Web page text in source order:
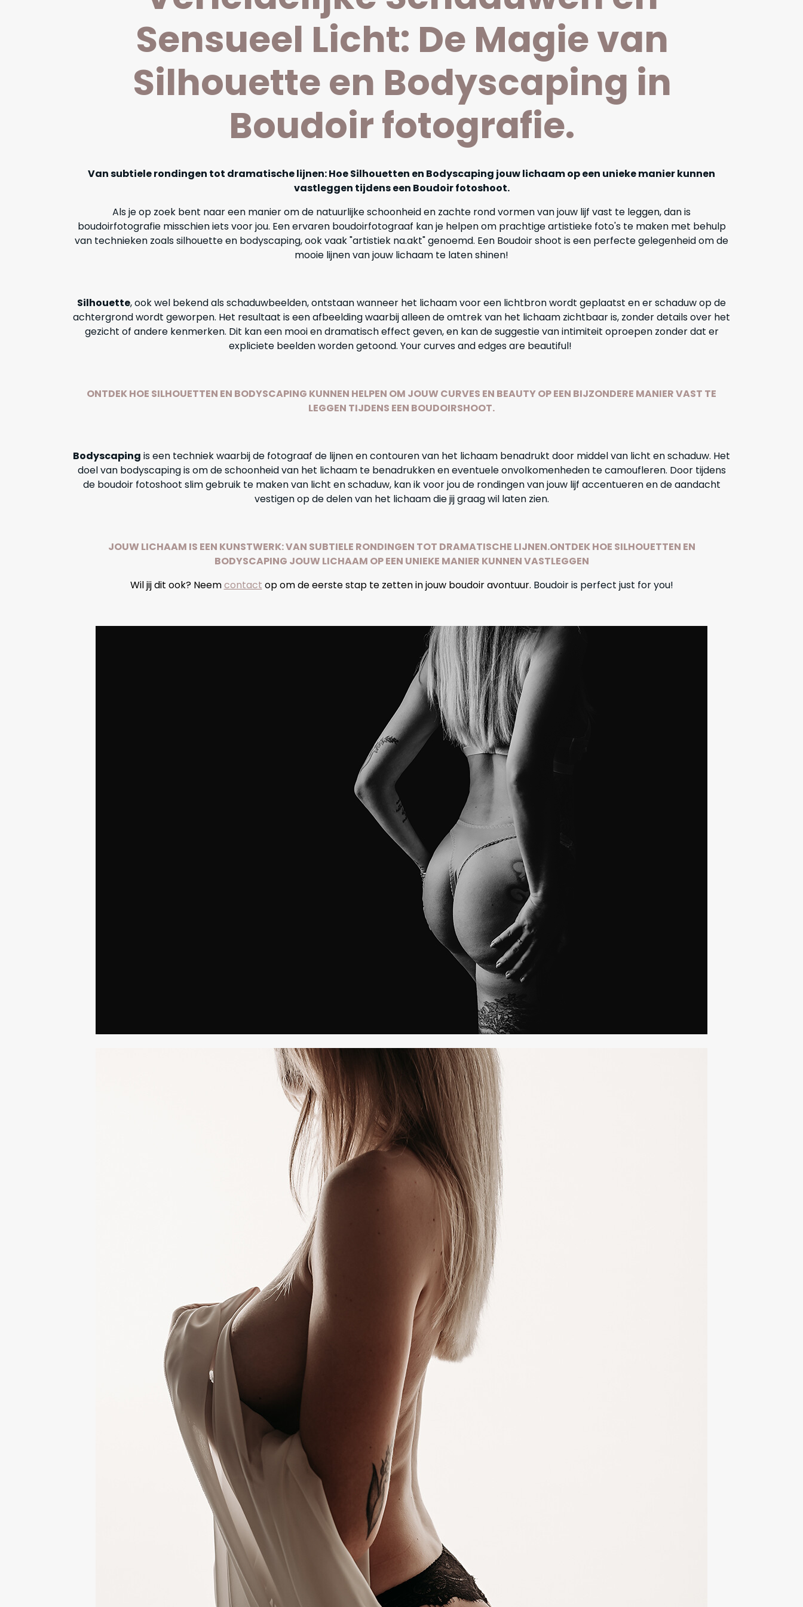
Sensueel Licht: De Magie van
Silhouette en Bodyscaping in
Boudoir fotografie.
Van subtiele rondingen tot dramatische lijnen: Hoe Silhouetten en Bodyscaping jouw lichaam op een unieke manier kunnen
vastleggen tijdens een Boudoir fotoshoot.
Als je op zoek bent naar een manier om de natuurlijke schoonheid en zachte rond vormen van jouw lijf vast te leggen, dan is
boudoirfotografie misschien iets voor jou. Een ervaren boudoirfotograaf kan je helpen om prachtige artistieke foto's te maken met behulp
van technieken zoals silhouette en bodyscaping, ook vaak "artistiek na.akt" genoemd. Een Boudoir shoot is een perfecte gelegenheid om de
mooie lijnen van jouw lichaam te laten shinen!
Silhouette, ook wel bekend als schaduwbeelden, ontstaan wanneer het lichaam voor een lichtbron wordt geplaatst en er schaduw op de
achtergrond wordt geworpen. Het resultaat is een afbeelding waarbij alleen de omtrek van het lichaam zichtbaar is, zonder details over het
gezicht of andere kenmerken. Dit kan een mooi en dramatisch effect geven, en kan de suggestie van intimiteit oproepen zonder dat er
expliciete beelden worden getoond. Your curves and edges are beautiful!
ONTDEK HOE SILHOUETTEN EN BODYSCAPING KUNNEN HELPEN OM JOUW CURVES EN BEAUTY OP EEN BIJZONDERE MANIER VAST TE
LEGGEN TIJDENS EEN BOUDOIRSHOOT.
Bodyscaping is een techniek waarbij de fotograaf de lijnen en contouren van het lichaam benadrukt door middel van licht en schaduw. Het
doel van bodyscaping is om de schoonheid van het lichaam te benadrukken en eventuele onvolkomenheden te camoufleren. Door tijdens
de boudoir fotoshoot slim gebruik te maken van licht en schaduw, kan ik voor jou de rondingen van jouw lijf accentueren en de aandacht
vestigen op de delen van het lichaam die jij graag wil laten zien.
JOUW LICHAAM IS EEN KUNSTWERK: VAN SUBTIELE RONDINGEN TOT DRAMATISCHE LIJNEN.ONTDEK HOE SILHOUETTEN EN
BODYSCAPING JOUW LICHAAM OP EEN UNIEKE MANIER KUNNEN VASTLEGGEN
Wil jij dit ook? Neemcontact op om de eerste stap te zetten in jouw boudoir avontuur. Boudoir is perfect just for you!